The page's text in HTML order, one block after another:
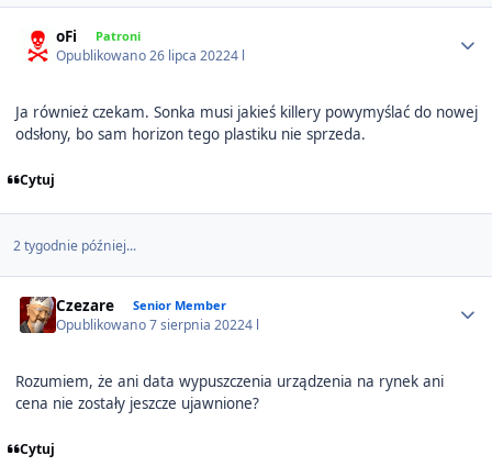
oFi Patroni
Opublikowano26 lipca 20224 l
Ja również czekam. Sonka musi jakieś killery powymyślać do nowej
odsłony, bo sam horizon tego plastiku nie sprzeda.
Cytuj
2 tygodnie później...
Czezare Senior Member
Opublikowano7 sierpnia 20224 l
Rozumiem, że ani data wypuszczenia urządzenia na rynek ani
cena nie zostały jeszcze ujawnione?
Cytuj